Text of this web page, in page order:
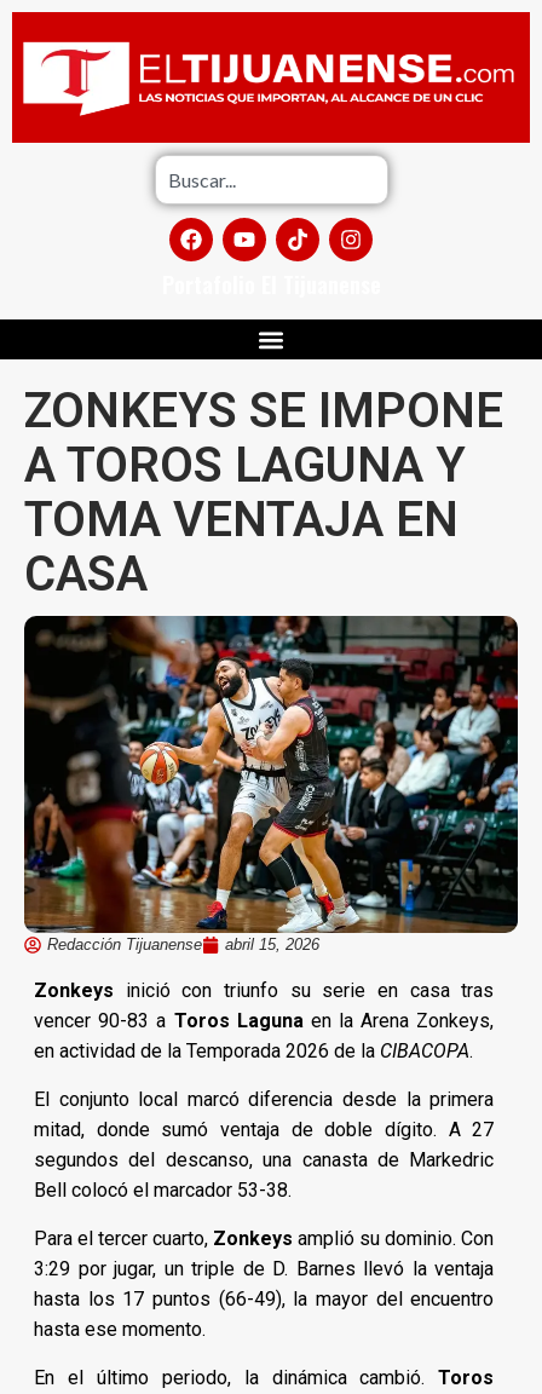
ZONKEYS SE IMPONE
A TOROS LAGUNA Y
TOMA VENTAJA EN
CASA
Redacción Tijuanense abril 15, 2026
Zonkeys inició con triunfo su serie en casa tras
vencer 90-83 a Toros Laguna en la Arena Zonkeys,
en actividad de la Temporada 2026 de la CIBACOPA.
El conjunto local marcó diferencia desde la primera
mitad, donde sumó ventaja de doble dígito. A 27
segundos del descanso, una canasta de Markedric
Bell colocó el marcador 53-38.
Para el tercer cuarto, Zonkeys amplió su dominio. Con
3:29 por jugar, un triple de D. Barnes llevó la ventaja
hasta los 17 puntos (66-49), la mayor del encuentro
hasta ese momento.
En el último periodo, la dinámica cambió.Toros